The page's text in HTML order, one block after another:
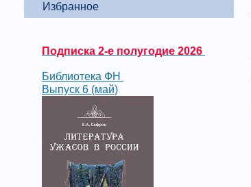
Избранное
Подписка 2-е полугодие 2026
Библиотека ФН
Выпуск 6 (май)